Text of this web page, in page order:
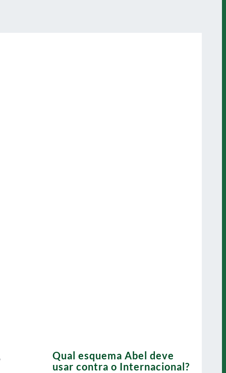
Qual esquema Abel deve
usar contra o Internacional?